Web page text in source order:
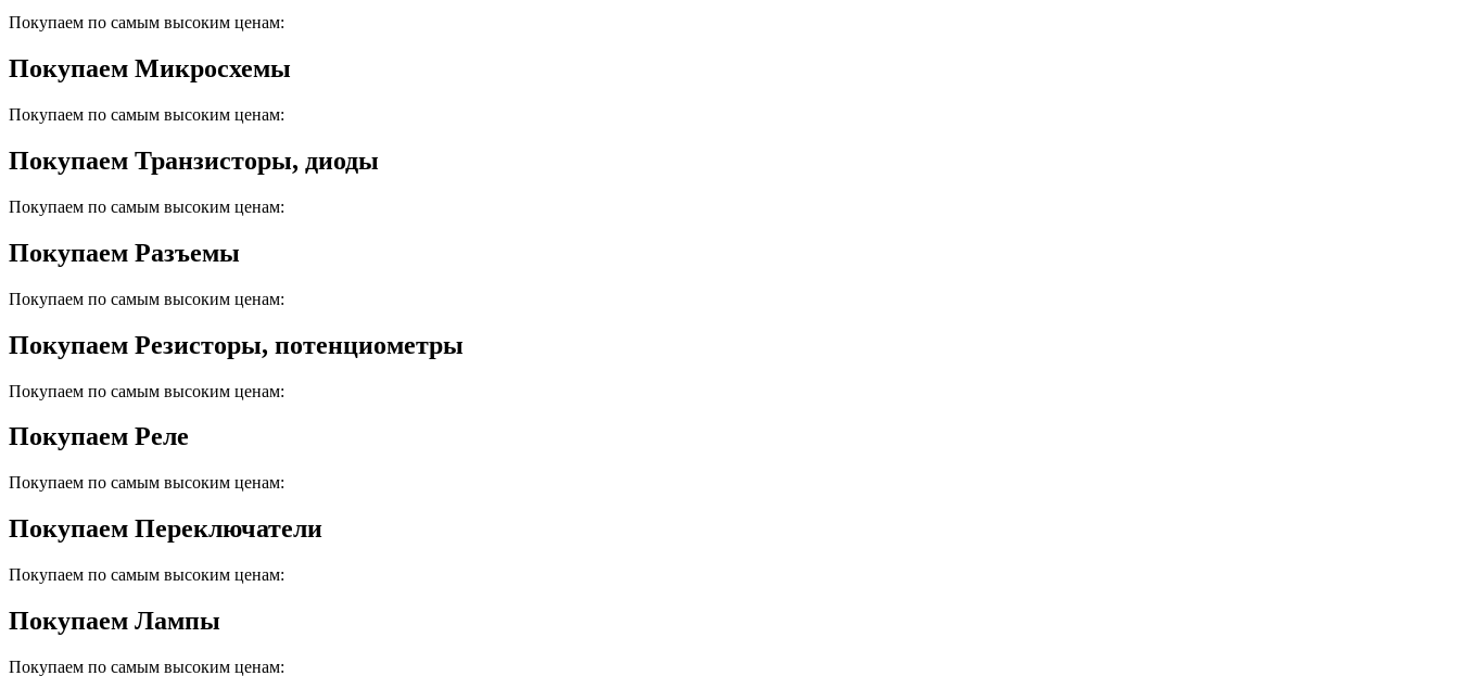
Покупаем по самым высоким ценам:
Покупаем Микросхемы
Покупаем по самым высоким ценам:
Покупаем Транзисторы, диоды
Покупаем по самым высоким ценам:
Покупаем Разъемы
Покупаем по самым высоким ценам:
Покупаем Резисторы, потенциометры
Покупаем по самым высоким ценам:
Покупаем Реле
Покупаем по самым высоким ценам:
Покупаем Переключатели
Покупаем по самым высоким ценам:
Покупаем Лампы
Покупаем по самым высоким ценам: